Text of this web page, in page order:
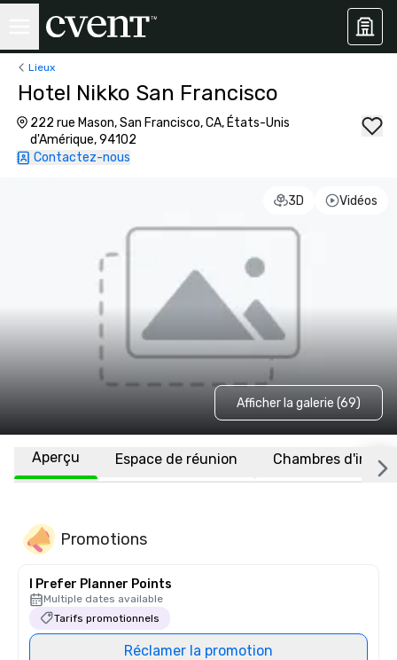
Lieux
Hotel Nikko San Francisco
222 rue Mason, San Francisco, CA, États-Unis
d'Amérique, 94102
Contactez-nous
3D Vidéos
Afficher la galerie (69)
Aperçu Espace de réunion Chambres
Promotions
I Prefer Planner Points
Multiple dates available
Tarifs promotionnels
Réclamer la promotion